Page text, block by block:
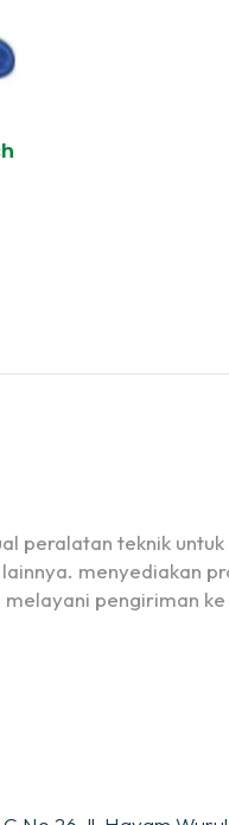
peralatan teknik
menyediakan
pengiriman ke